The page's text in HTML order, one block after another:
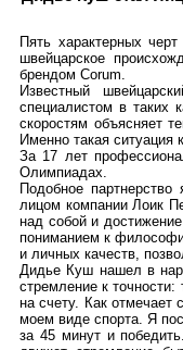
Пять характерных
швейцарское
брендом Corum.
Известный
специалистом в таких
скоростям объясняет
Именно такая ситуация
За 17 лет
Олимпиадах.
Подобное
лицом компании Лоик
над собой и
пониманием к
и личных качеств,
Дидье Куш нашел в
стремление к
на счету. Как
моем виде спорта. Я
за 45 минут и